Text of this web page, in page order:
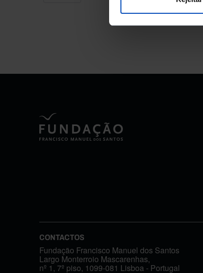
CONTACTOS
Fundação Francisco Manuel dos Santos
Largo Monterroio Mascarenhas,
nº 1, 7º piso, 1099-081 Lisboa - Portugal